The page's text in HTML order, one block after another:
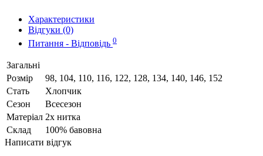
Характеристики
Відгуки (0)
Питання - Відповідь 0
Загальні
Розмір
98, 104, 110, 116, 122, 128, 134, 140, 146, 152
Стать
Хлопчик
Сезон
Всесезон
Матеріал 2х нитка
Склад
100% бавовна
Написати відгук